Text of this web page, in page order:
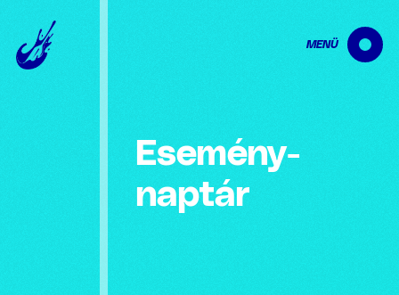
MENÜ
Esemény­
naptár